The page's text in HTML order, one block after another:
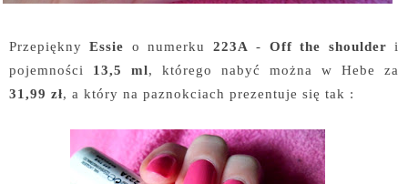
PrzepięknyEssie o numerku 223A - Off the shoulder i
pojemności 13,5 ml, którego nabyć można w Hebe za
31,99 zł, a który na paznokciach prezentuje się tak :